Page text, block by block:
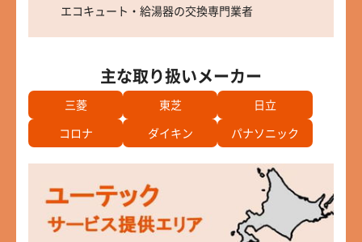
エコキュート・給湯器の交換専門業者
主な取り扱いメーカー
三菱 東芝
日立
コロナ
ダイキン パナソニック